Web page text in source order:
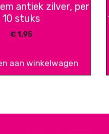
antiek zilver, per
10 stuks
€1,95
aan winkelwagen